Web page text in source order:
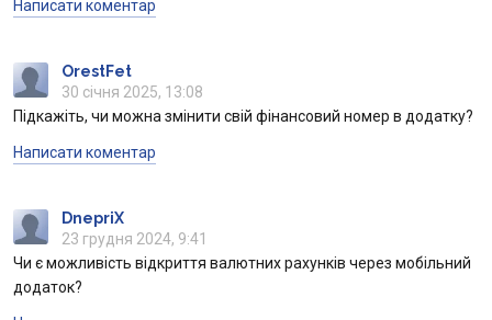
Написати коментар
OrestFet
30 січня 2025, 13:08
Підкажіть, чи можна змінити свій фінансовий номер в додатку?
Написати коментар
DnepriX
23 грудня 2024, 9:41
Чи є можливість відкриття валютних рахунків через мобільний
додаток?